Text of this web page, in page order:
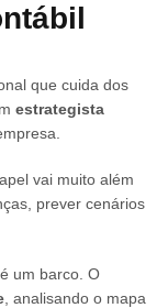
que cuida dos
estrategista
vai muito além
prever cenários
um barco. O
, analisando o mapa